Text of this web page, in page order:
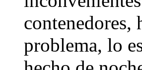
contenedores,
problema, lo